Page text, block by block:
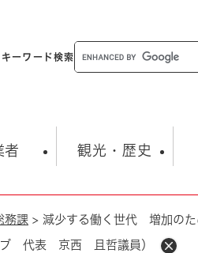
キーワード検索
生涯学習・スポーツ
者
・契約情報 まちづ
観光・歴史
光スポット 総合計画
オープンデータ
務課 > 減少する働く世代 増加の
ブ 代表 京西 且哲議員）